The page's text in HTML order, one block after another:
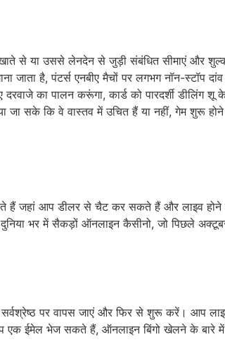
से या उससे लेनदेन से जुड़ी संबंधित सीमाएं और
जाता है, पंटर्स एनबीए मैचों पर लगभग नॉन-स्टॉप
का पालन करूंगा, कार्ड को पारदर्शी डीलिंग शू
जा सके कि वे वास्तव में उचित हैं या नहीं, गेम
जहां आप डीलर से चैट कर सकते हैं और लाइव होने
भर में सैकड़ों ऑनलाइन कैसीनो, जो पिछले
सर्वश्रेष्ठ पर वापस जाएं और फिर से शुरू करें। आप
ईमेल भेज सकते हैं, ऑनलाइन बिंगो खेलने के बारे में